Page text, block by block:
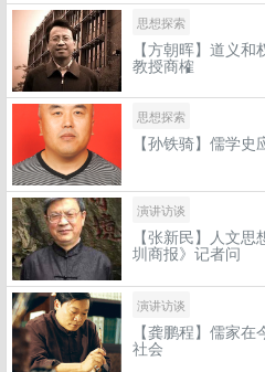
思想探索
【方朝晖】道义
教授商榷
思想探索
【孙铁骑】儒学史
演讲访谈
【张新民】人文
圳商报》记者问
演讲访谈
【龚鹏程】儒家
社会